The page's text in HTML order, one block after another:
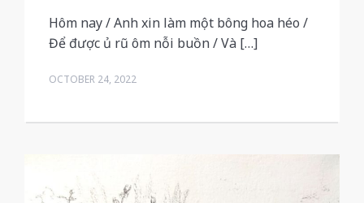
Hôm nay / Anh xin làm một bông hoa héo /
Để được ủ rũ ôm nỗi buồn / Và […]
OCTOBER 24, 2022